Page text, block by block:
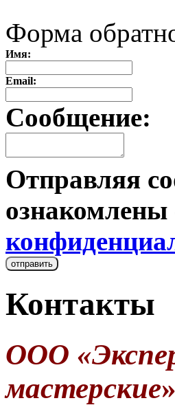
Форма
Имя:
Email:
Сообщение:
Отправляя
Контакты
ООО
мастерские»